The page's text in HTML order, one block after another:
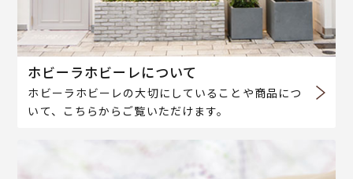
ホビーラホビーレについて
ホビーラホビーレの大切にしていることや商品につ
いて、こちらからご覧いただけます。